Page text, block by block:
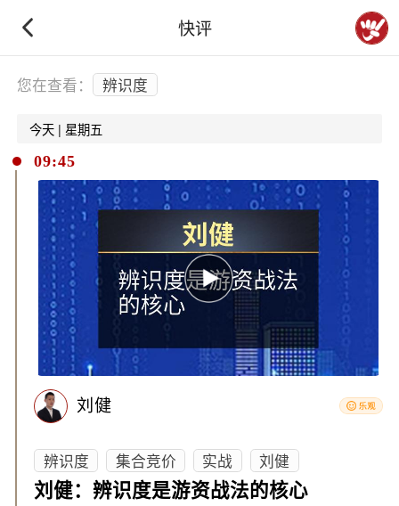
快评
下拉刷新
您在查看： 辨识度
今天 | 星期五
09:45
刘健
辨识度 集合竞价 实战
刘健
刘健：辨识度是游资战法的核心